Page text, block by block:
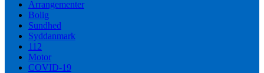
Arrangementer
Bolig
Sundhed
Syddanmark
112
Motor
COVID-19